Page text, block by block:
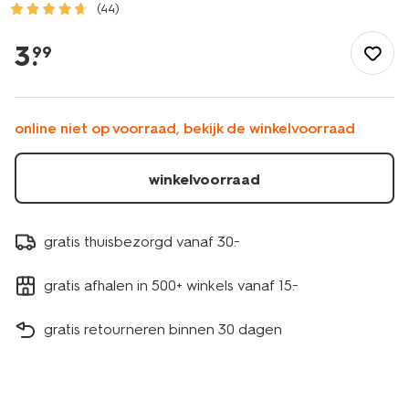
(44)
tafelen/keukentextiel-
tafeltextiel/theedoeken-
65x65cm-
katoen-
geel-
3.
99
online niet op voorraad, bekijk de winkelvoorraad
winkelvoorraad
gratis thuisbezorgd vanaf 30.-
gratis afhalen in 500+ winkels vanaf 15.-
gratis retourneren binnen 30 dagen